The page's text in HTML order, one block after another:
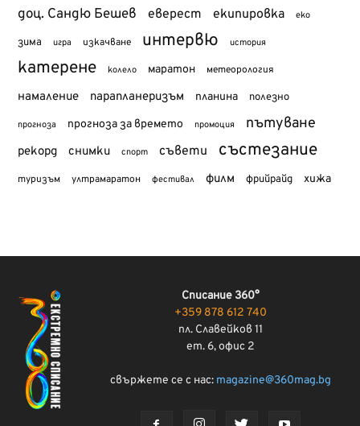
доц. Сандю Бешев еверест екипировка еко
зима игра изкачване интервю история
катерене колело маратон метеорология
намаление парапланеризъм планина полезно
прогноза прогноза за времето промоция пътуване
рекорд снимки спорт съвети състезание
туризъм ултрамаратон фестивал филм фрийрайд хижа
Списание 360°
+359 878 612 740
пл. Славейков 11
ет. 6, офис 2
свържете се с нас: magazine@360mag.bg